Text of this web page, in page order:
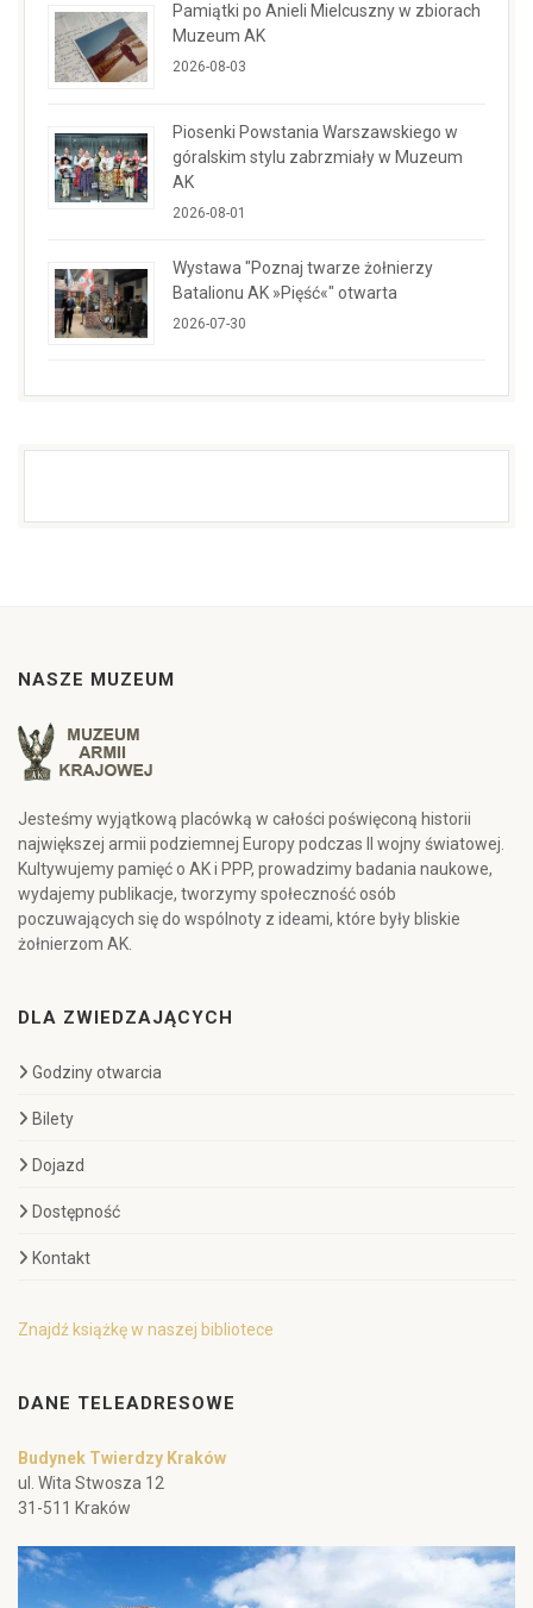
Pamiątki po Anieli Mielcuszny w zbiorach
Muzeum AK
2026-08-03
Piosenki Powstania Warszawskiego w
góralskim stylu zabrzmiały w Muzeum
AK
2026-08-01
Wystawa "Poznaj twarze żołnierzy
Batalionu AK »Pięść«" otwarta
2026-07-30
NASZE MUZEUM
Jesteśmy wyjątkową placówką w całości poświęconą historii
największej armii podziemnej Europy podczas II wojny światowej.
Kultywujemy pamięć o AK i PPP, prowadzimy badania naukowe,
wydajemy publikacje, tworzymy społeczność osób
poczuwających się do wspólnoty z ideami, które były bliskie
żołnierzom AK.
DLA ZWIEDZAJĄCYCH
Godziny otwarcia
Bilety
Dojazd
Dostępność
Kontakt
Znajdź książkę w naszej bibliotece
DANE TELEADRESOWE
Budynek Twierdzy Kraków
ul. Wita Stwosza 12
31-511 Kraków